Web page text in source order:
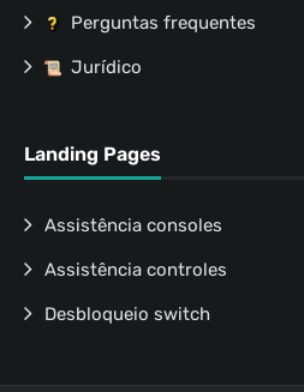
Perguntas frequentes
Jurídico
Landing Pages
Assistência consoles
Assistência controles
Desbloqueio switch